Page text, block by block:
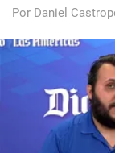
Por Daniel